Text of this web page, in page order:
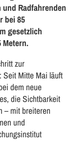
Radfahrenden
bei 85
gesetzlich
Metern.
zur
Seit Mitte Mai läuft
dem neue
die Sichtbarkeit
– mit breiteren
und